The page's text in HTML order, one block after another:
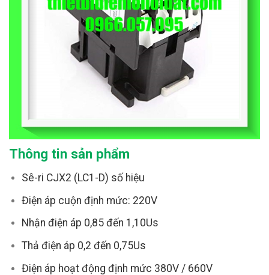
Thông tin sản phẩm
Sê-ri CJX2 (LC1-D) số hiệu
Điện áp cuộn định mức: 220V
Nhận điện áp 0,85 đến 1,10Us
Thả điện áp 0,2 đến 0,75Us
Điện áp hoạt động định mức 380V / 660V